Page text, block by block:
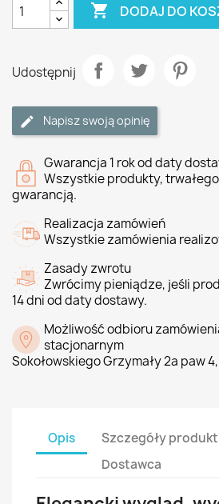
 DODAJ DO
Udostępnij
Napisz swoją opinię
Gwarancja 1 rok od daty
Wszystkie produkty,
gwarancją.
Realizacja zamówień
Wszystkie zamówienia
Zasady zwrotu
Zwrócimy pieniądze, jeśli
14 dni od daty dostawy.
Możliwość odbioru
stacjonarnym
Sokołowskiego Grzymały 2a paw
Opis
Szczegóły
Dostawca